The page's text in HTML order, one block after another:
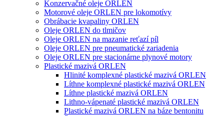
Konzervačné oleje ORLEN
Motorové oleje ORLEN pre lokomotívy
Obrábacie kvapaliny ORLEN
Oleje ORLEN do tlmičov
Oleje ORLEN na mazanie reťazí píl
Oleje ORLEN pre pneumatické zariadenia
Oleje ORLEN pre stacionárne plynové motory
Plastické mazivá ORLEN
Hlinité komplexné plastické mazivá ORLEN
Líthne komplexné plastické mazivá ORLEN
Líthne plastické mazivá ORLEN
Lithno-vápenaté plastické mazivá ORLEN
Plastické mazivá ORLEN na báze bentonitu